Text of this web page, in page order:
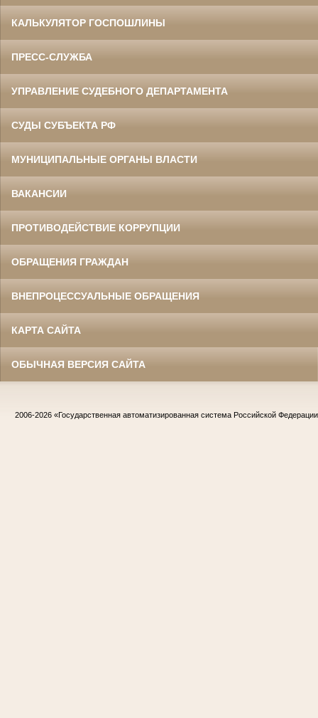
КАЛЬКУЛЯТОР ГОСПОШЛИНЫ
ПРЕСС-СЛУЖБА
УПРАВЛЕНИЕ СУДЕБНОГО ДЕПАРТАМЕНТА
СУДЫ СУБЪЕКТА РФ
МУНИЦИПАЛЬНЫЕ ОРГАНЫ ВЛАСТИ
ВАКАНСИИ
ПРОТИВОДЕЙСТВИЕ КОРРУПЦИИ
ОБРАЩЕНИЯ ГРАЖДАН
ВНЕПРОЦЕССУАЛЬНЫЕ ОБРАЩЕНИЯ
КАРТА САЙТА
ОБЫЧНАЯ ВЕРСИЯ САЙТА
2006-2026 «Государственная автоматизированная система Российской